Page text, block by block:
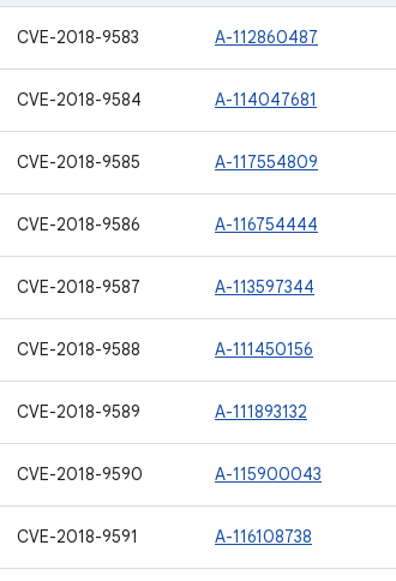
CVE-2018-9583 A-112860487
CVE-2018-9584 A-114047681
CVE-2018-9585 A-117554809
CVE-2018-9586 A-116754444
CVE-2018-9587 A-113597344
CVE-2018-9588 A-111450156
CVE-2018-9589 A-111893132
CVE-2018-9590 A-115900043
CVE-2018-9591 A-116108738